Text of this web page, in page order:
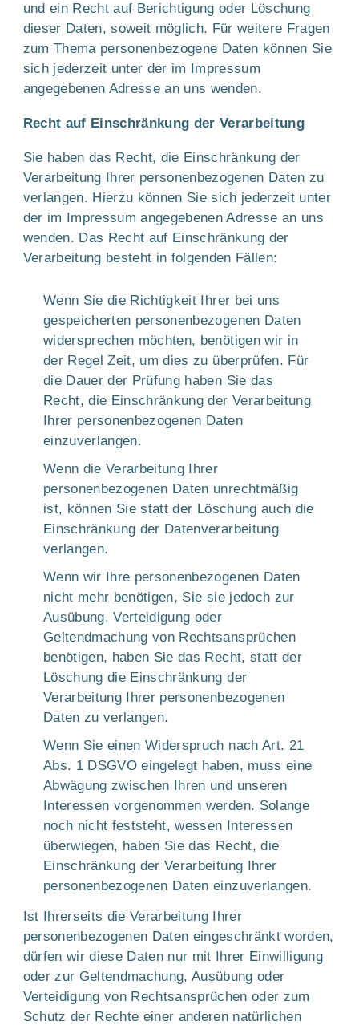
und ein Recht auf Berichtigung oder Löschung
dieser Daten, soweit möglich. Für weitere Fragen
zum Thema personenbezogene Daten können Sie
sich jederzeit unter der im Impressum
angegebenen Adresse an uns wenden.
Recht auf Einschränkung der Verarbeitung
Sie haben das Recht, die Einschränkung der
Verarbeitung Ihrer personenbezogenen Daten zu
verlangen. Hierzu können Sie sich jederzeit unter
der im Impressum angegebenen Adresse an uns
wenden. Das Recht auf Einschränkung der
Verarbeitung besteht in folgenden Fällen:
Wenn Sie die Richtigkeit Ihrer bei uns
gespeicherten personenbezogenen Daten
widersprechen möchten, benötigen wir in
der Regel Zeit, um dies zu überprüfen. Für
die Dauer der Prüfung haben Sie das
Recht, die Einschränkung der Verarbeitung
Ihrer personenbezogenen Daten
einzuverlangen.
Wenn die Verarbeitung Ihrer
personenbezogenen Daten unrechtmäßig
ist, können Sie statt der Löschung auch die
Einschränkung der Datenverarbeitung
verlangen.
Wenn wir Ihre personenbezogenen Daten
nicht mehr benötigen, Sie sie jedoch zur
Ausübung, Verteidigung oder
Geltendmachung von Rechtsansprüchen
benötigen, haben Sie das Recht, statt der
Löschung die Einschränkung der
Verarbeitung Ihrer personenbezogenen
Daten zu verlangen.
Wenn Sie einen Widerspruch nach Art. 21
Abs. 1 DSGVO eingelegt haben, muss eine
Abwägung zwischen Ihren und unseren
Interessen vorgenommen werden. Solange
noch nicht feststeht, wessen Interessen
überwiegen, haben Sie das Recht, die
Einschränkung der Verarbeitung Ihrer
personenbezogenen Daten einzuverlangen.
Ist Ihrerseits die Verarbeitung Ihrer
personenbezogenen Daten eingeschränkt worden,
dürfen wir diese Daten nur mit Ihrer Einwilligung
oder zur Geltendmachung, Ausübung oder
Verteidigung von Rechtsansprüchen oder zum
Schutz der Rechte einer anderen natürlichen